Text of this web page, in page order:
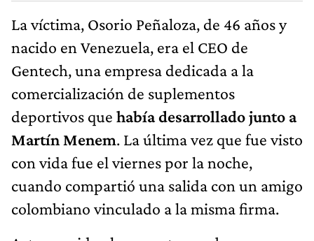
La víctima, Osorio Peñaloza, de 46 años y
nacido en Venezuela, era el CEO de
Gentech, una empresa dedicada a la
comercialización de suplementos
deportivos que había desarrollado junto a
Martín Menem. La última vez que fue visto
con vida fue el viernes por la noche,
cuando compartió una salida con un amigo
colombiano vinculado a la misma firma.